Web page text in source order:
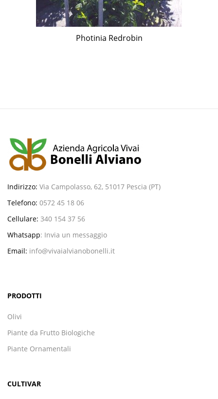
Photinia Redrobin
Indirizzo: Via Campolasso, 62, 51017 Pescia (PT)
Telefono: 0572 45 18 06
Cellulare: 340 154 37 56
Whatsapp: Invia un messaggio
Email: info@vivaialvianobonelli.it
PRODOTTI
Olivi
Piante da Frutto Biologiche
Piante Ornamentali
CULTIVAR